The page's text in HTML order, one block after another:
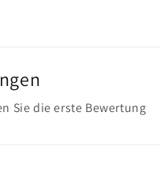
Sie die erste Bewertung